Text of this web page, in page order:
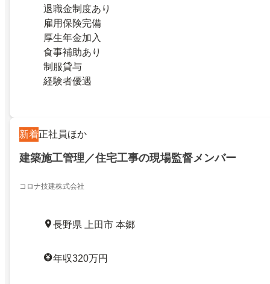
退職金制度あり
雇用保険完備
厚生年金加入
食事補助あり
制服貸与
経験者優遇
新着正社員ほか
建築施工管理／住宅工事の現場監督メンバー
コロナ技建株式会社
長野県 上田市 本郷
年収320万円